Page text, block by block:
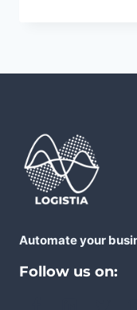
Automate your
Follow us on: